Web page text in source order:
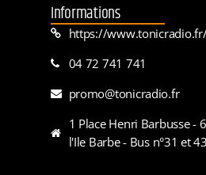
Informations
https://
04 72 741 741
promo@tonicradio.fr
1 Place Henri Barbusse -
l'Ile Barbe - Bus n°31 et